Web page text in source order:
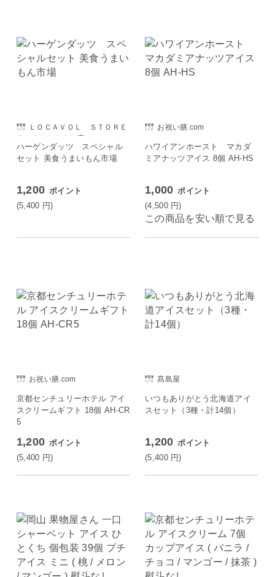
ＬＯＣＡＶＯＬ ＳＴＯＲＥ
Ｅ ＳＡＩＳＯＮ店
ハーゲンダッツ スペシャル
セット 美食うまいもん市場
1,200 ポイント
(5,400 円)
お祝い膳.com
ハワイアンホースト マカダ
ミアナッツアイス 8個 AH-HS
1,000 ポイント
(4,500 円)
この商品を安い順で見る
お祝い膳.com
京都センチュリーホテル アイ
スクリームギフト 18個 AH-CR
5
1,200 ポイント
(5,400 円)
髙島屋
いつもありがとう北海道アイ
スセット（3種・計14個）
1,200 ポイント
(5,400 円)